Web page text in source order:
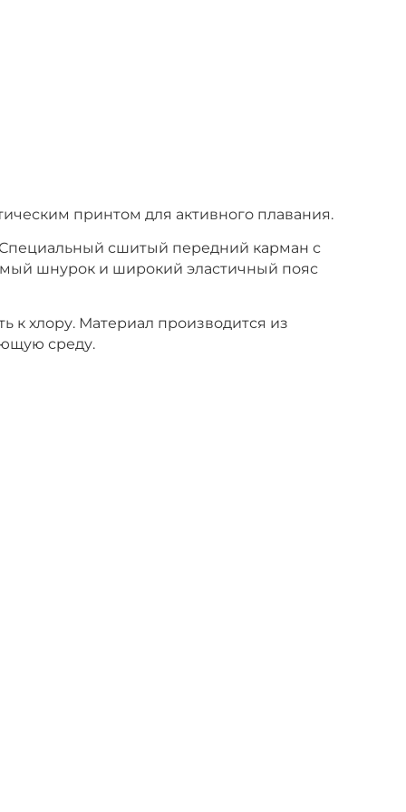
принтом для активного плавания.
сшитый передний карман с
шнурок и широкий эластичный пояс
к хлору. Материал производится из
среду.